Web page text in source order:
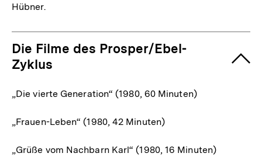
Hübner.
Die Filme des Prosper/Ebel-
Zyklus
„Die vierte Generation“ (1980, 60 Minuten)
„Frauen-Leben“ (1980, 42 Minuten)
„Grüße vom Nachbarn Karl“ (1980, 16 Minuten)